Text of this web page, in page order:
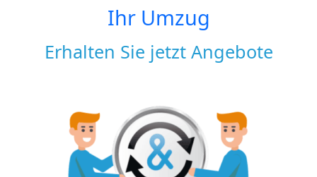
Ihr Umzug
Erhalten Sie jetzt Angebote